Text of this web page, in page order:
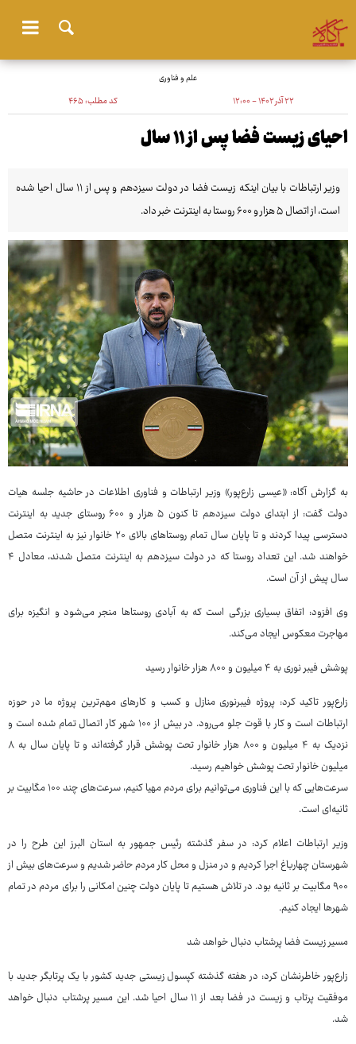
علم و فناوری
۲۲ آذر ۱۴۰۲ - ۱۲:۰۰ کد مطلب:۴۶۵
احیای زیست فضا پس از ۱۱ سال
وزیر ارتباطات با بیان اینکه زیست فضا در دولت سیزدهم و پس از ۱۱ سال احیا شده
است، از اتصال ۵ هزار و ۶۰۰ روستا به اینترنت خبر داد.
به گزارش آگاه: «عیسی زارع‌پور» وزیر ارتباطات و فناوری اطلاعات در حاشیه جلسه هیات
دولت گفت: از ابتدای دولت سیزدهم تا کنون ۵ هزار و ۶۰۰ روستای جدید به اینترنت
دسترسی پیدا کردند و تا پایان سال تمام روستاهای بالای ۲۰ خانوار نیز به اینترنت متصل
خواهند شد. این تعداد روستا که در دولت سیزدهم به اینترنت متصل شدند، معادل ۴
سال پیش از آن است.
وی افزود: اتفاق بسیاری بزرگی است که به آبادی روستاها منجر می‌شود و انگیزه برای
مهاجرت معکوس ایجاد می‌کند.
پوشش فیبر نوری به ۴ میلیون و ۸۰۰ هزار خانوار رسید
زارع‌پور تاکید کرد: پروژه فیبرنوری منازل و کسب و کارهای مهم‌ترین پروژه ما در حوزه
ارتباطات است و کار با قوت جلو می‌رود. در بیش از ۱۰۰ شهر کار اتصال تمام شده است و
نزدیک به ۴ میلیون و ۸۰۰ هزار خانوار تحت پوشش قرار گرفته‌اند و تا پایان سال به ۸
میلیون خانوار تحت پوشش خواهیم رسید.
سرعت‌هایی که با این فناوری می‌توانیم برای مردم مهیا کنیم، سرعت‌های چند ۱۰۰ مگابیت بر
ثانیه‌ای است.
وزیر ارتباطات اعلام کرد: در سفر گذشته رئیس جمهور به استان البرز این طرح را در
شهرستان چهارباغ اجرا کردیم و در منزل و محل کار مردم حاضر شدیم و سرعت‌های بیش از
۹۰۰ مگابیت بر ثانیه بود. در تلاش هستیم تا پایان دولت چنین امکانی را برای مردم در تمام
شهرها ایجاد کنیم.
مسیر زیست فضا پرشتاب دنبال خواهد شد
زارع‌پور خاطرنشان کرد: در هفته گذشته کپسول زیستی جدید کشور با یک پرتابگر جدید با
موفقیت پرتاب و زیست در فضا بعد از ۱۱ سال احیا شد. این مسیر پرشتاب دنبال خواهد
شد.